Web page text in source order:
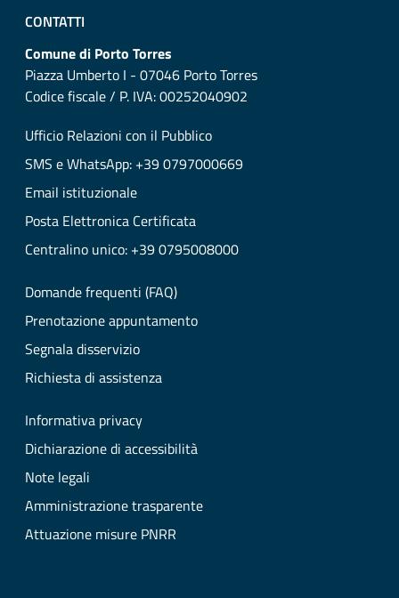
CONTATTI
Comune di Porto Torres
Piazza Umberto I - 07046 Porto Torres
Codice fiscale / P. IVA: 00252040902
Ufficio Relazioni con il Pubblico
SMS e WhatsApp: +39 0797000669
Email istituzionale
Posta Elettronica Certificata
Centralino unico: +39 0795008000
Domande frequenti (FAQ)
Prenotazione appuntamento
Segnala disservizio
Richiesta di assistenza
Informativa privacy
Dichiarazione di accessibilità
Note legali
Amministrazione trasparente
Attuazione misure PNRR